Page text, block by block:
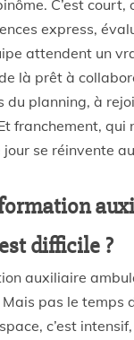
C’est court,
express,
attendent un
là prêt à
du planning, à
franchement, qui
jour se réinvente
difficile ?
auxiliaire
pas le temps
c’est